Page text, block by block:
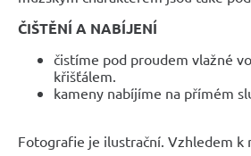
ČIŠTĚNÍ A NABÍJENÍ
čistíme pod proudem vlažné
křišťálem.
kameny nabíjíme na přímém
Fotografie je ilustrační. Vzhledem